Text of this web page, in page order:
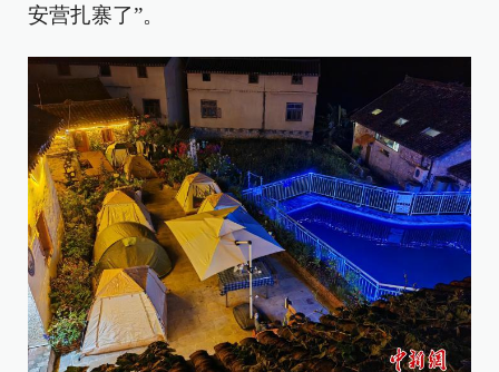
安营扎寨了”。